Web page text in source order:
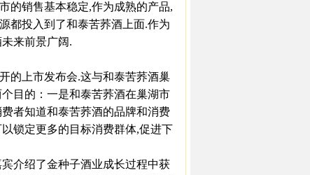
销售基本稳定,作为成熟的产品,
都投入到了和泰苦荞酒上面.作为
来前景广阔.
上市发布会.这与和泰苦荞酒巢
目的：一是和泰苦荞酒在巢湖市
者知道和泰苦荞酒的品牌和消费
锁定更多的目标消费群体,促进下
介绍了金种子酒业成长过程中获